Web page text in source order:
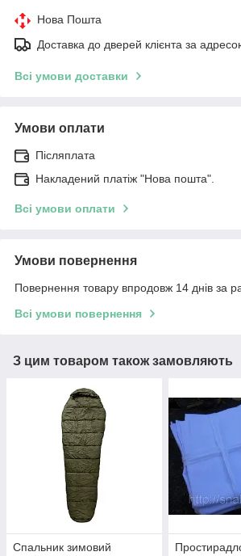
Нова Пошта
Доставка до дверей клієнта за
Всі умови доставки
Умови оплати
Післяплата
Накладений платіж "Нова пошта".
Всі умови оплати
Умови повернення
Повернення товару впродовж 14 днів за
Всі умови повернення
З цим товаром також замовляють
Спальник зимовий